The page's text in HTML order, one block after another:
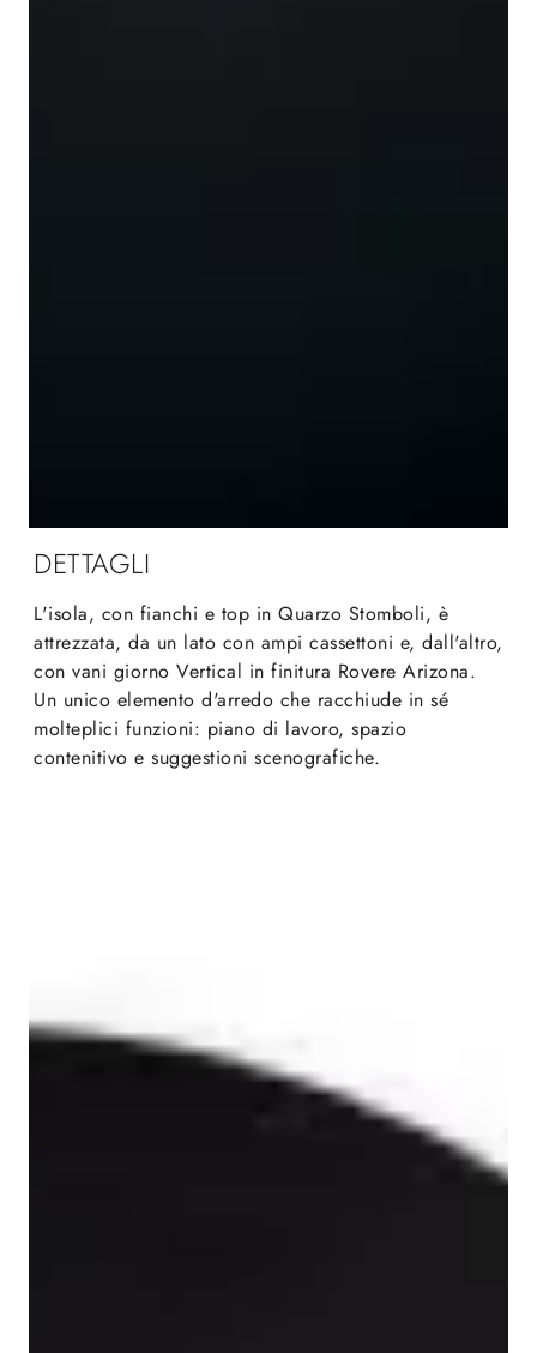
DETTAGLI
L'isola, con fianchi e top in Quarzo Stomboli, è
attrezzata, da un lato con ampi cassettoni e, dall'altro,
con vani giorno Vertical in finitura Rovere Arizona.
Un unico elemento d'arredo che racchiude in sé
molteplici funzioni: piano di lavoro, spazio
contenitivo e suggestioni scenografiche.